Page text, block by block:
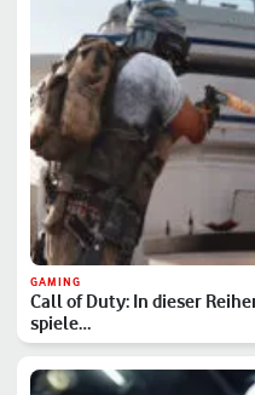
GAMING
Call of Duty: In dieser
spiele…